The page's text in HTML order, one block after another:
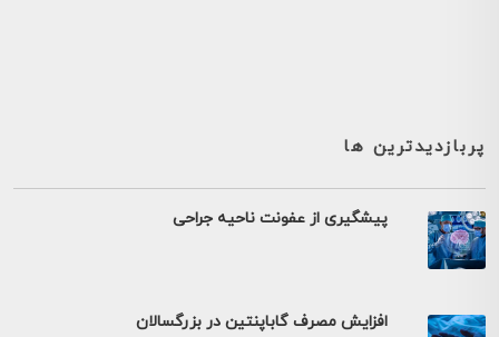
پربازدیدترین ها
پیشگیری از عفونت ناحیه جراحی
افزایش مصرف گاباپنتین در بزرگسالان